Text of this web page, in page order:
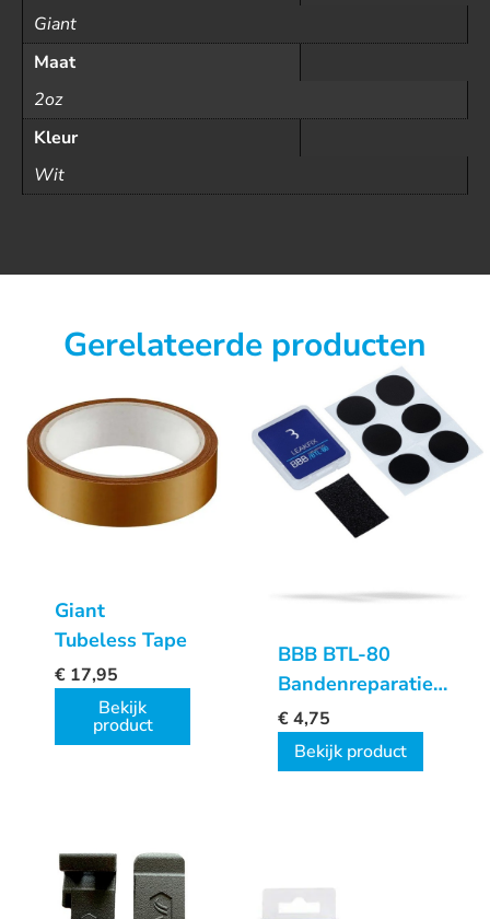
Giant
Maat
2oz
Kleur
Wit
Gerelateerde producten
Giant
Tubeless Tape
€ 17,95
Bekijk
product
BBB BTL-80
Bandenreparatiekit
LeakFix
€4,75
Bekijk product